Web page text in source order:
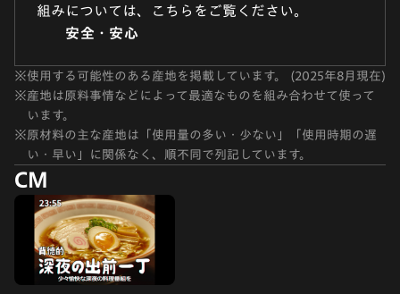
組みについては、こちらをご覧ください。
安全・安心
※使用する可能性のある産地を掲載しています。 (2025年8月現在)
※産地は原料事情などによって最適なものを組み合わせて使って
います。
※原材料の主な産地は「使用量の多い・少ない」「使用時期の遅
い・早い」に関係なく、順不同で列記しています。
CM